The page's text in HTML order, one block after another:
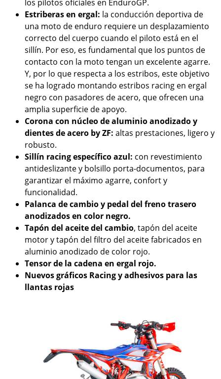
los pilotos oficiales en EnduroGP.
Estriberas en ergal: la conducción deportiva de
una moto de enduro requiere un desplazamiento
correcto del cuerpo cuando el piloto está en el
sillín. Por eso, es fundamental que los puntos de
contacto con la moto tengan un excelente agarre.
Y, por lo que respecta a los estribos, este objetivo
se ha logrado montando estribos racing en ergal
negro con pasadores de acero, que ofrecen una
amplia superficie de apoyo.
Corona con núcleo de aluminio anodizado y
dientes de acero by ZF: altas prestaciones, ligero y
robusto.
Sillín racing específico azul: con revestimiento
antideslizante y bolsillo porta-documentos, para
garantizar el máximo agarre, confort y
funcionalidad.
Palanca de cambio y pedal del freno trasero
anodizados en color negro.
Tapón del aceite del cambio, tapón del aceite
motor y tapón del filtro del aceite fabricados en
aluminio anodizado de color rojo.
Tensor de la cadena en ergal rojo.
Nuevos gráficos Racing y adhesivos para las
llantas rojas